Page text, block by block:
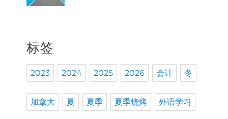
标签
2023 2024 2025 2026 会计 冬
加拿大 夏 夏季 夏季烧烤 外语学习